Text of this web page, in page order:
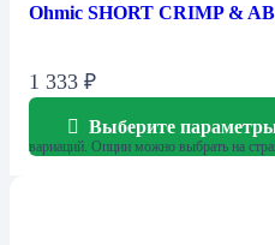
Ohmic SHORT CRIMP &
1 333 ₽
Выберите
вариаций. Опции можно выбрать на